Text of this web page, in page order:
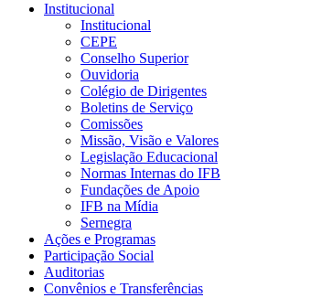
Institucional
Institucional
CEPE
Conselho Superior
Ouvidoria
Colégio de Dirigentes
Boletins de Serviço
Comissões
Missão, Visão e Valores
Legislação Educacional
Normas Internas do IFB
Fundações de Apoio
IFB na Mídia
Sernegra
Ações e Programas
Participação Social
Auditorias
Convênios e Transferências